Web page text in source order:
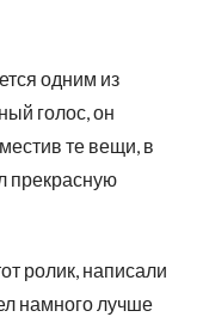
одним из
голос, он
те вещи, в
прекрасную
ролик, написали
намного лучше